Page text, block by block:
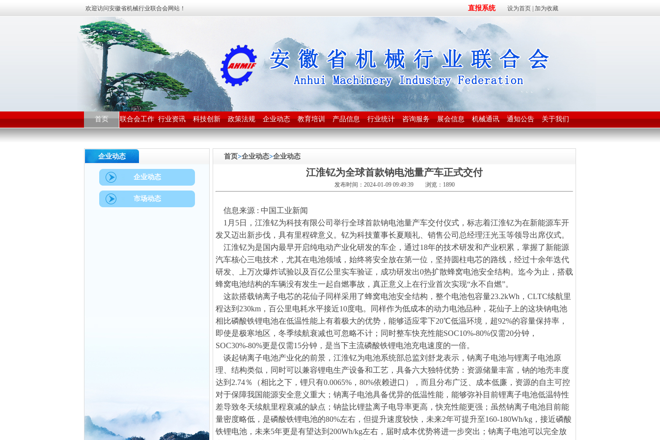
欢迎访问安徽省机械行业联合会网站！ 设为首页 加为收藏
直报系统
首页 联合会工作 行业资讯 科技创新 政策法规 企业动态 教育培训 产品信息 行业统计 咨询服务 展会信息 机械通讯 通知公告 关于我们
企业动态
企业动态
市场动态
首页>企业动态>企业动态
江淮钇为全球首款钠电池量产车正式交付
发布时间：2024-01-09 09:49:39 浏览：1890
信息来源 : 中国工业新闻
1月5日，江淮钇为科技有限公司举行全球首款钠电池量产车交付仪式，标志着江淮钇为在新能源车开
发又迈出新步伐，具有里程碑意义。钇为科技董事长夏顺礼、销售公司总经理汪光玉等领导出席仪式。
江淮钇为是国内最早开启纯电动产业化研发的车企，通过18年的技术研发和产业积累，掌握了新能源
汽车核心三电技术，尤其在电池领域，始终将安全放在第一位，坚持圆柱电芯的路线，经过十余年迭代
研发、上万次爆炸试验以及百亿公里实车验证，成功研发出0热扩散蜂窝电池安全结构。迄今为止，搭载
蜂窝电池结构的车辆没有发生一起自燃事故，真正意义上在行业首次实现“永不自燃”。
这款搭载钠离子电芯的花仙子同样采用了蜂窝电池安全结构，整个电池包容量23.2kWh，CLTC续航里
程达到230km，百公里电耗水平接近10度电。同样作为低成本的动力电池品种，花仙子上的这块钠电池
相比磷酸铁锂电池在低温性能上有着极大的优势，能够适应零下20℃低温环境，超92%的容量保持率，
即使是极寒地区，冬季续航衰减也可忽略不计；同时整车快充性能SOC10%-80%仅需20分钟，
SOC30%-80%更是仅需15分钟，是当下主流磷酸铁锂电池充电速度的一倍。
谈起钠离子电池产业化的前景，江淮钇为电池系统部总监刘舒龙表示，钠离子电池与锂离子电池原
理、结构类似，同时可以兼容锂电生产设备和工艺，具备六大独特优势：资源储量丰富，钠的地壳丰度
达到2.74％（相比之下，锂只有0.0065%，80%依赖进口），而且分布广泛、成本低廉，资源的自主可控
对于保障我国能源安全意义重大；钠离子电池具备优异的低温性能，能够弥补目前锂离子电池低温特性
差导致冬天续航里程衰减的缺点；钠盐比锂盐离子电导率更高，快充性能更强；虽然钠离子电池目前能
量密度略低，是磷酸铁锂电池的80%左右，但提升速度较快，未来2年可提升至160-180Wh/kg，接近磷酸
铁锂电池，未来5年更是有望达到200Wh/kg左右，届时成本优势将进一步突出；钠离子电池可以完全放